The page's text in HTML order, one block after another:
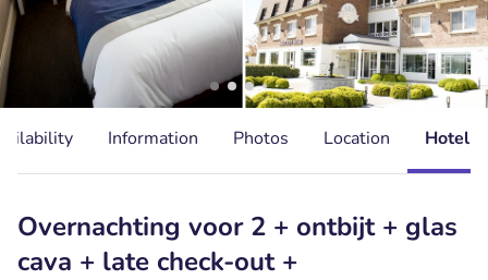
Information Photos Location Hotel
Overnachting voor 2 + ontbijt + glas
cava + late check-out +